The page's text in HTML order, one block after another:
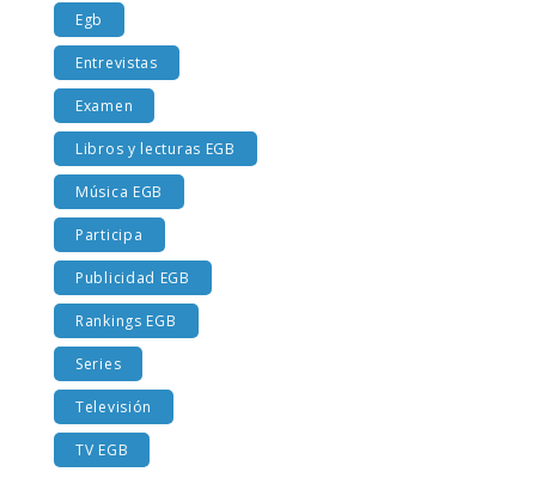
Egb
Entrevistas
Examen
Libros y lecturas EGB
Música EGB
Participa
Publicidad EGB
Rankings EGB
Series
Televisión
TV EGB